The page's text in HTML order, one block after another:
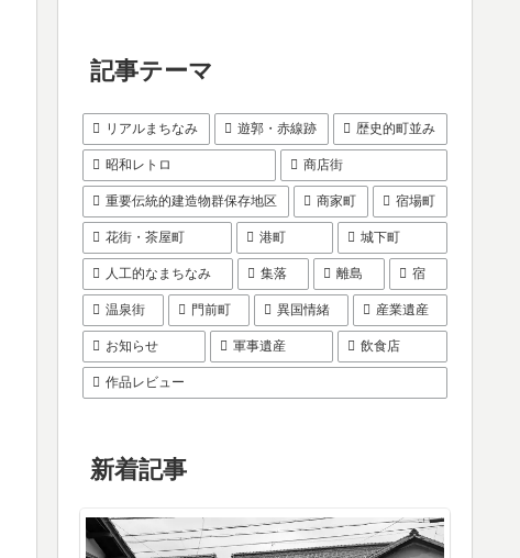
記事テーマ
リアルまちなみ 遊郭・赤線跡 歴史的町並み
昭和レトロ 商店街
重要伝統的建造物群保存地区 商家町 宿場町
花街・茶屋町 港町 城下町
人工的なまちなみ 集落 離島 宿
温泉街 門前町 異国情緒 産業遺産
お知らせ 軍事遺産 飲食店
作品レビュー
新着記事